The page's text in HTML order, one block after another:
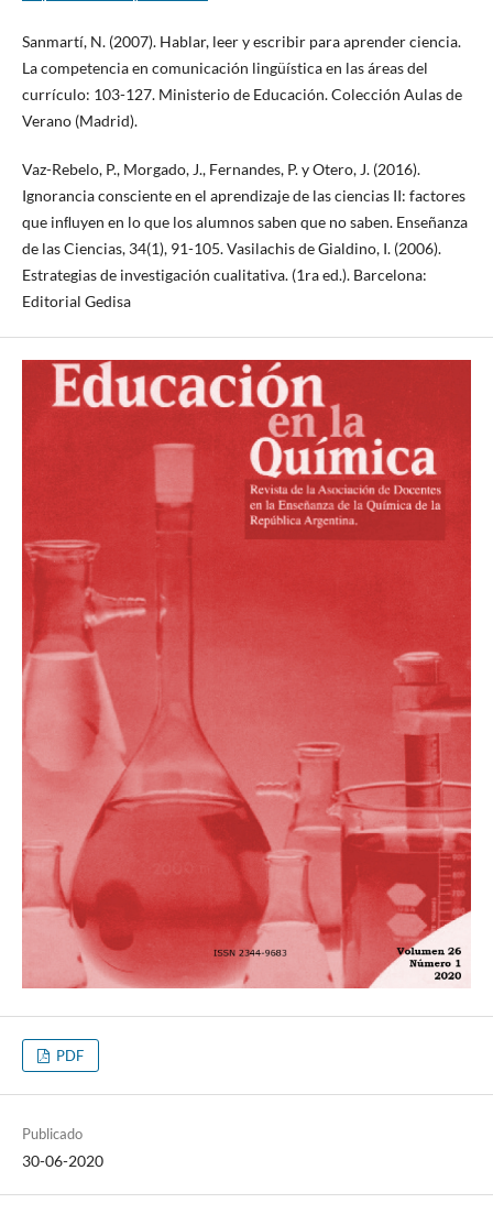
Sanmartí, N. (2007). Hablar, leer y escribir para aprender ciencia.
La competencia en comunicación lingüística en las áreas del
currículo: 103-127. Ministerio de Educación. Colección Aulas de
Verano (Madrid).
Vaz-Rebelo, P., Morgado, J., Fernandes, P. y Otero, J. (2016).
Ignorancia consciente en el aprendizaje de las ciencias II: factores
que inﬂuyen en lo que los alumnos saben que no saben. Enseñanza
de las Ciencias, 34(1), 91-105. Vasilachis de Gialdino, I. (2006).
Estrategias de investigación cualitativa. (1ra ed.). Barcelona:
Editorial Gedisa
PDF
Publicado
30-06-2020